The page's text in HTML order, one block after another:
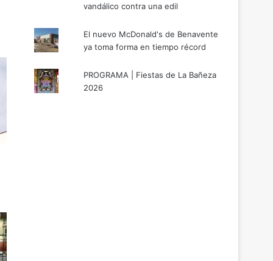
vandálico contra una edil
El nuevo McDonald's de Benavente
ya toma forma en tiempo récord
PROGRAMA | Fiestas de La Bañeza
2026